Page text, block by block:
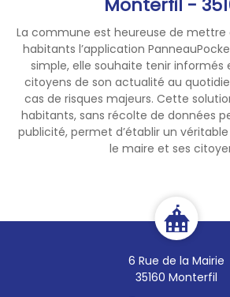
La commune est heureuse de mettre
habitants l’application
simple, elle souhaite tenir informés
citoyens de son actualité au
cas de risques majeurs. Cette
habitants, sans récolte de données
publicité, permet d’établir un
le maire et ses
6 Rue de la Mairie
35160 Monterfil
stationnement des
motorisés sur les
forestiers non revêtus,
13h00 à 5h00, sauf
prévues par l'arrêté.
Ces mesures s'ajoutent
restrictions déjà en
forestiers de 21h00 à
compris à pied, à cheval
permanente du bivouac,
autorisation du